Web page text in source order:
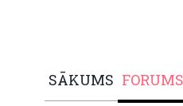
SĀKUMS FORUMS